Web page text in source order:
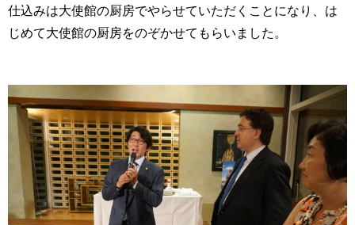
仕込みは大使館の厨房でやらせていただくことになり、は
じめて大使館の厨房をのぞかせてもらいました。